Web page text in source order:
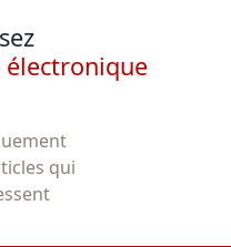
qui